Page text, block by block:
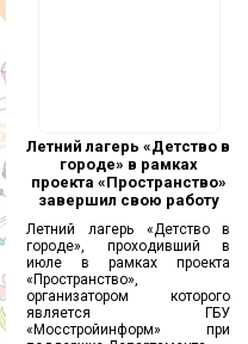
Летний лагерь «Детство в
городе» в рамках
проекта «Пространство»
завершил свою работу
Летний лагерь «Детство в
городе», проходивший в
июле в рамках проекта
«Пространство»,
организатором которого
является ГБУ
«Мосстройинформ» при